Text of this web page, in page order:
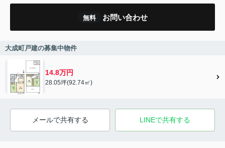
無料 お問い合わせ
大成町戸建の募集中物件
14.8万円
28.05坪(92.74㎡)
メールで共有する LINEで共有する